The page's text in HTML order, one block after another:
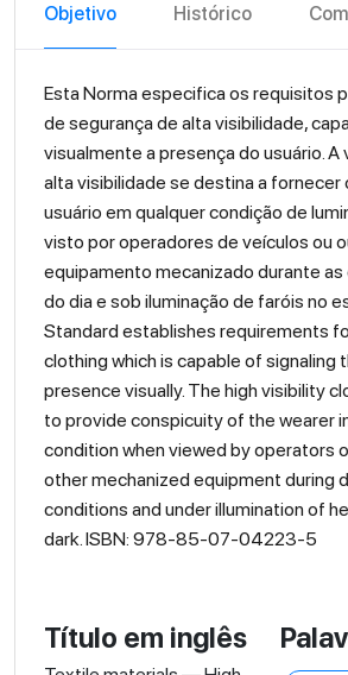
Objetivo Histórico
Esta Norma especifica os requisitos
de segurança de alta visibilidade,
visualmente a presença do usuário.
alta visibilidade se destina a fornecer
usuário em qualquer condição de
visto por operadores de veículos ou
equipamento mecanizado durante
do dia e sob iluminação de faróis no
Standard establishes requirements
clothing which is capable of signaling
presence visually. The high visibility
to provide conspicuity of the wearer
condition when viewed by operators
other mechanized equipment during
conditions and under illumination of
dark. ISBN: 978-85-07-04223-5
Título em inglês